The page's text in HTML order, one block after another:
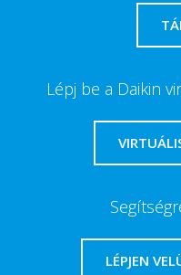
Lépj be a Daikin
LÉPJEN